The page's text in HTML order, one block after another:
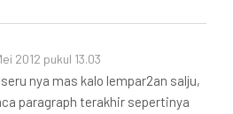
2012 pukul 13.03
nya mas kalo lempar2an salju,
paragraph terakhir sepertinya